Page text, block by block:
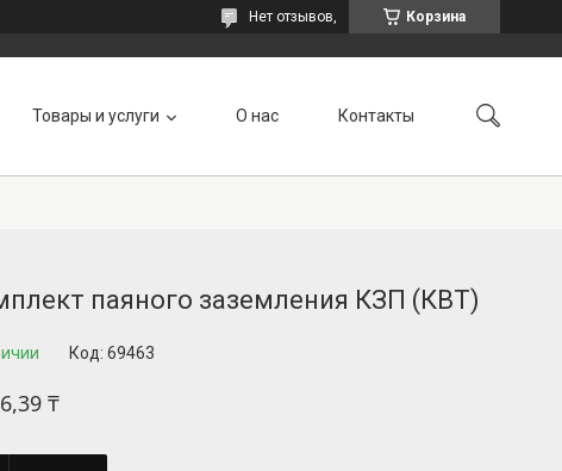
Корзина
Нет отзывов,
Товары и услуги О нас Контакты
паяного заземления КЗП (КВТ)
Код: 69463
₸